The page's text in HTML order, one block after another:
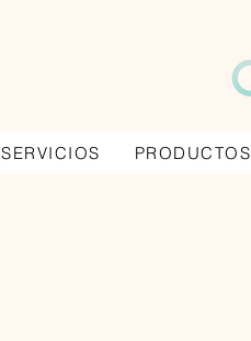
SERVICIOS PRODUCTOS